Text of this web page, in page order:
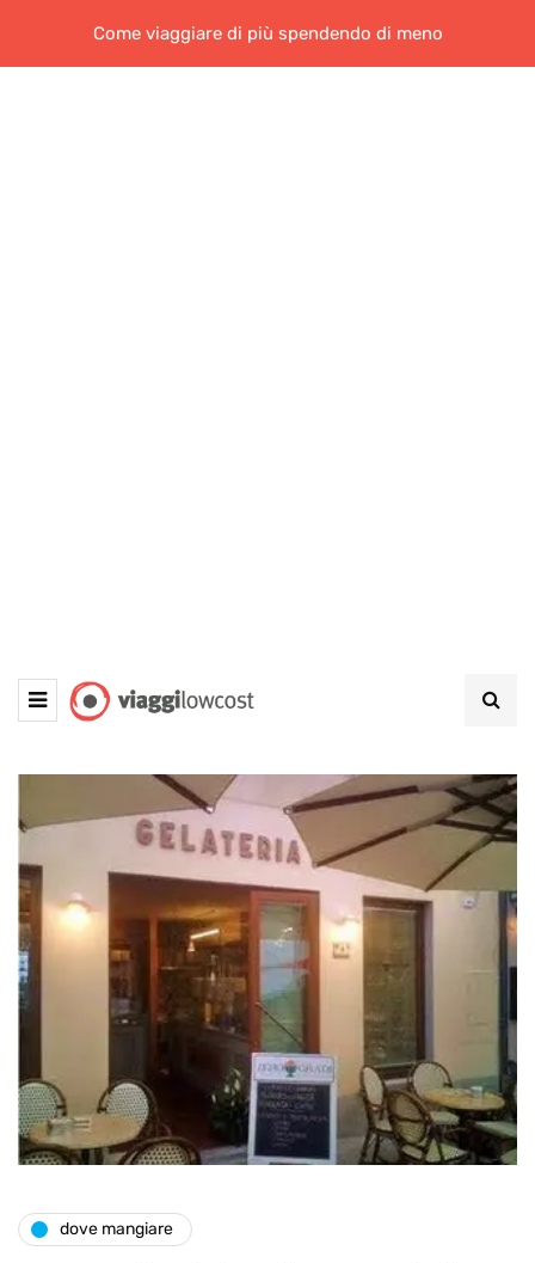
Come viaggiare di più spendendo di meno
dove mangiare